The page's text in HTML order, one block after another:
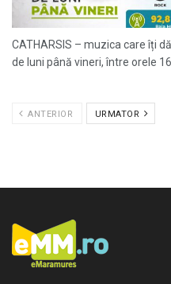
CATHARSIS – muzica care îți
de luni până vineri, între orele
ANTERIOR URMATOR